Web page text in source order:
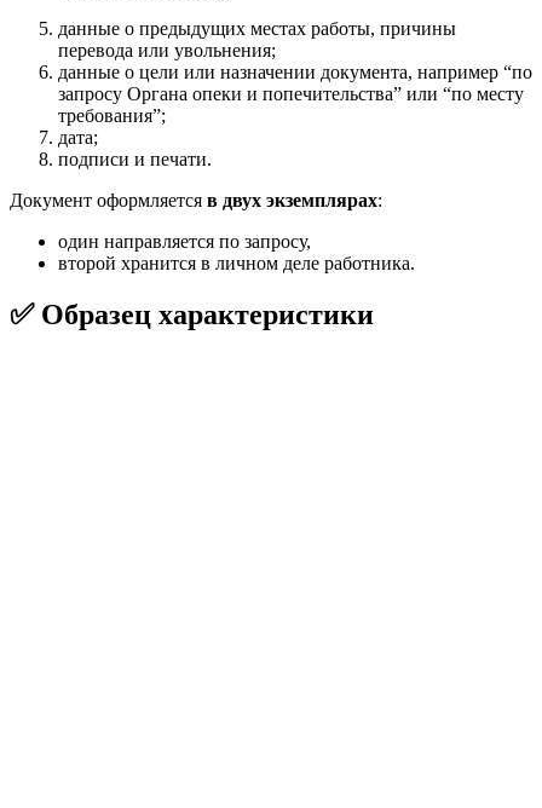
данные о предыдущих местах работы, причины
перевода или увольнения;
данные о цели или назначении документа, например “по
запросу Органа опеки и попечительства” или “по месту
требования”;
дата;
подписи и печати.
Документ оформляется в двух экземплярах:
один направляется по запросу,
второй хранится в личном деле работника.
✅ Образец характеристики